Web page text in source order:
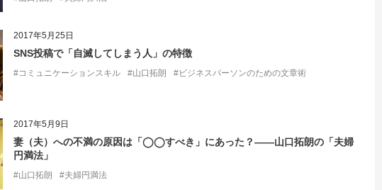
2017年5月25日
SNS投稿で「自滅してしまう人」の特徴
#コミュニケーションスキル #山口拓朗 #ビジネスパーソンのための文章術
2017年5月9日
妻（夫）への不満の原因は「◯◯すべき」にあった？――山口拓朗の「夫婦
円満法」
#山口拓朗 #夫婦円満法